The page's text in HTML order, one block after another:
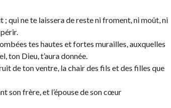
qui ne te laissera de reste ni froment, ni moût, ni
tes hautes et fortes murailles, auxquelles
ton Dieu, t’aura donnée.
de ton ventre, la chair des fils et des filles que
son frère, et l’épouse de son cœur